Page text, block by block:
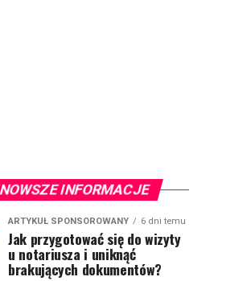
INFORMACJE
ARTYKUŁ SPONSOROWANY 6 dni temu
Jak przygotować się do wizyty
u notariusza i uniknąć
brakujących dokumentów?